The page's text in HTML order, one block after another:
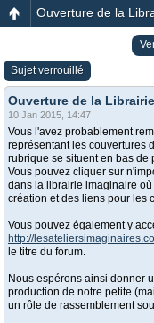
Ouverture de la
Sujet verrouillé
Ouverture de la
10 Jan 2015, 14:47
Vous l'avez probablement
représentant les couvertures
rubrique se situent en bas de
Vous pouvez cliquer sur
dans la librairie imaginaire
création et des liens pour les
Vous pouvez également y
http://
le titre du forum.
Nous espérons ainsi donner
production de notre petite
un rôle de rassemblement